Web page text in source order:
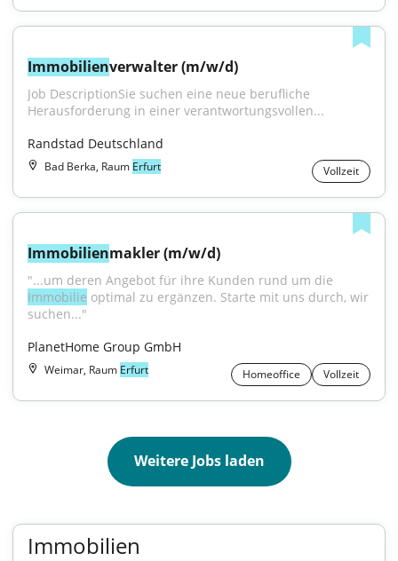
Immobilienverwalter (m/w/d)
Job DescriptionSie suchen eine neue berufliche
Herausforderung in einer verantwortungsvollen...
Randstad Deutschland
Bad Berka, Raum Erfurt Vollzeit
Immobilienmakler (m/w/d)
Immobilie optimal zu ergänzen. Starte mit uns durch, wir
suchen..."
PlanetHome Group GmbH
Weimar, Raum Erfurt Homeoffice Vollzeit
Weitere Jobs laden
Immobilien